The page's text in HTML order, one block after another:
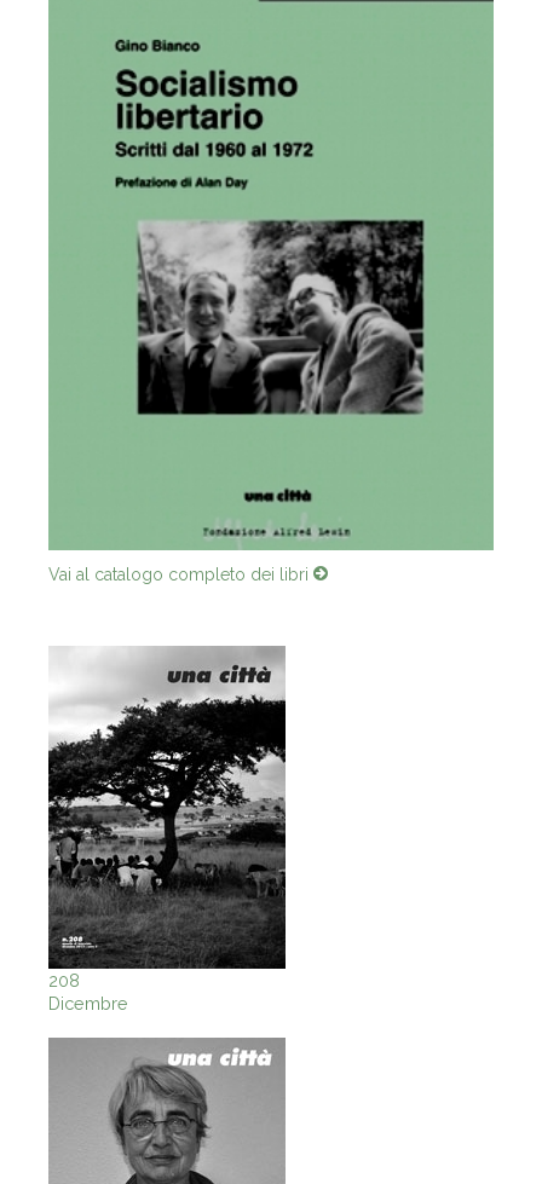
Vai al catalogo completo dei libri
208
Dicembre